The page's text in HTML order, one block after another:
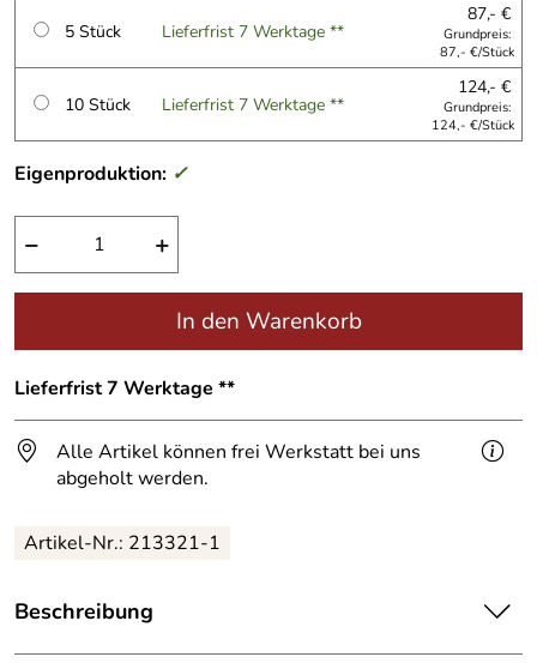
5 Stück Lieferfrist 7 Werktage **
87,- €
Grundpreis:
87,- €/Stück
10 Stück Lieferfrist 7 Werktage **
124,- €
Grundpreis:
124,- €/Stück
Eigenproduktion: ✓
− +
In den Warenkorb
Lieferfrist 7 Werktage **
Alle Artikel können frei Werkstatt bei uns
abgeholt werden.
Artikel-Nr.: 213321-1
Beschreibung
Kleine Kupferfische, z. T vergoldet.